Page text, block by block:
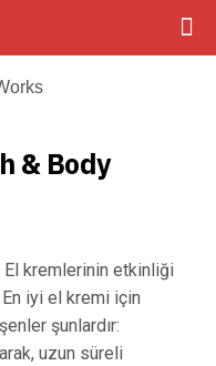
& Body
El kremlerinin etkinliği
iyi el kremi için
şunlardır:
uzun süreli